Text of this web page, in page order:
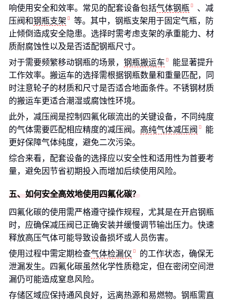
响使用安全和效率。常见的配套设备包括气体钢瓶
、减
压阀和钢瓶支架
等。其中，钢瓶支架用于固定气瓶，防
止倾倒造成安全隐患。选择时需考虑支架的承重能力、材
质耐腐蚀性以及是否适配钢瓶尺寸。
对于需要频繁移动钢瓶的场景， 钢瓶搬运车
能显著提升
工作效率。搬运车的选择需根据钢瓶数量和重量匹配，同
时注意轮子的材质和尺寸是否适合地面条件。不锈钢材质
的搬运车更适合潮湿或腐蚀性环境。
此外，减压阀是控制四氟化碳流出的关键设备，不同纯度
的气体需要匹配相应精度的减压阀。 高纯气体减压阀
能
更好保障气体纯度，避免二次污染。
综合来看，配套设备的选择应以安全性和适用性为首要考
量，避免因节省初期投入而增加后续使用风险。
五、如何安全高效地使用四氟化碳？
四氟化碳的使用需严格遵守操作规程，尤其是在开启钢瓶
时，应确保减压阀已正确安装并缓慢调节输出压力。快速
释放高压气体可能导致设备损坏或人员伤害。
使用过程中需定期检查气体检漏仪
的工作状态，确保无
泄漏发生。四氟化碳虽然化学性质稳定，但在密闭空间泄
漏仍可能造成窒息风险。
存储区域应保持通风良好，远离热源和易燃物。钢瓶需直